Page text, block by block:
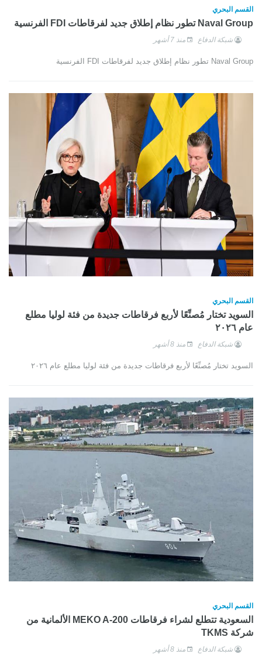
القسم البحري
Naval Group تطور نظام إطلاق جديد لفرقاطات FDI الفرنسية
شبكة الدفاع منذ 7 أشهر
Naval Group تطور نظام إطلاق جديد لفرقاطات FDI الفرنسية
القسم البحري
السويد تختار مُصنِّعًا لأربع فرقاطات جديدة من فئة لوليا مطلع
عام ٢٠٢٦
شبكة الدفاع منذ 8 أشهر
السويد تختار مُصنِّعًا لأربع فرقاطات جديدة من فئة لوليا مطلع عام ٢٠٢٦
القسم البحري
السعودية تتطلع لشراء فرقاطات MEKO A-200 الألمانية من
شركة TKMS
شبكة الدفاع منذ 8 أشهر